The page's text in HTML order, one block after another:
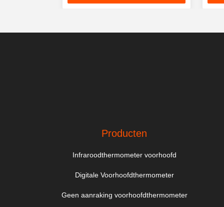
Producten
Infraroodthermometer voorhoofd
Digitale Voorhoofdthermometer
Geen aanraking voorhoofdthermometer